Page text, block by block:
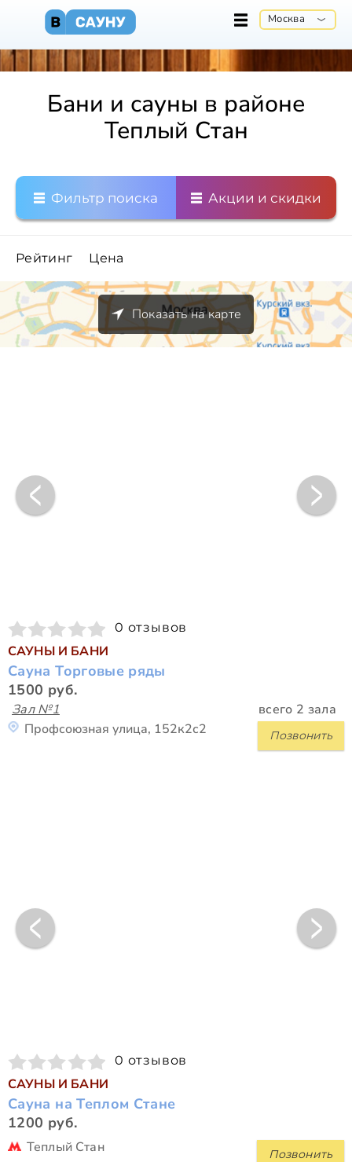
Москва
Бани и сауны в районе
Теплый Стан
Фильтр поиска Акции и скидки
Рейтинг Цена
Показать на карте
0 отзывов
САУНЫ И БАНИ
Сауна Торговые ряды
1500 руб.
Зал №1 всего 2 зала
Позвонить
Профсоюзная улица, 152к2с2
0 отзывов
САУНЫ И БАНИ
Сауна на Теплом Стане
1200 руб.
Позвонить
Теплый Стан